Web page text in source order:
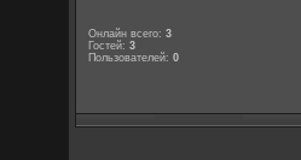
Онлайн всего:3
Гостей:3
Пользователей:0